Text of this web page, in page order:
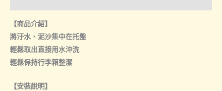
【商品介紹】
將汙水、泥沙集中在托盤
輕鬆取出直接用水沖洗
輕鬆保持行李箱整潔
【安裝說明】